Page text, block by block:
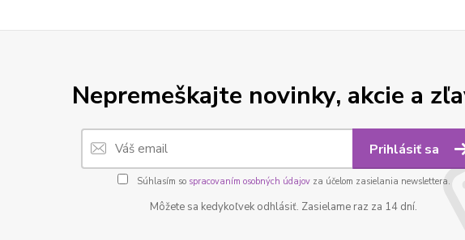
Nepremeškajte novinky, akcie a
Prihlásiť sa
Súhlasím so spracovaním osobných údajovza účelom zasielania newslettera.
Môžete sa kedykoľvek odhlásiť. Zasielame raz za 14 dní.